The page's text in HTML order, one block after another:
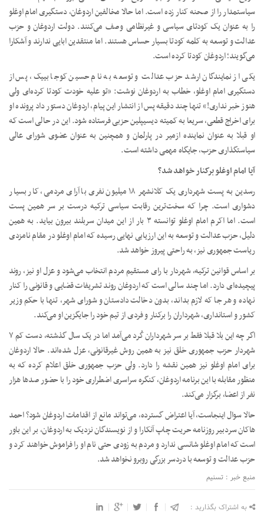
سیاستمدار را از صحنه کنار زده است. اما حالا مخالفین اردوغان، دستگیری امام اوغلو
را به عنوان یک کودتای سیاسی و غیرنظامی وصف می‌کنند. دولت اردوغان و حزب
عدالت و توسعه به کلمه کودتا بسیار حساس هستند. اما منتقدین ابایی ندارند و آشکارا
می‌گویند؛ اردوغان کودتا کرده است.
یکی از نمایندگان ارشد حزب عدالت و توسعه به نام حسین کوجا بییک، پس از
دستگیری امام اوغلو، خطاب به اردوغان نوشت: «تو علیه خودت کودتا کرده‌ای ولی
هنوز خبر نداری!» تنها چند دقیقه پس از انتشار این پیام، اردوغان دستور داد پرونده او
برای اخراج قطعی، سریعا به کمیته دیسیپلین حزبی فرستاده شود. این در حالی است که
او قبلا به عنوان نماینده ازمیر در پارلمان و همچنین به عنوان عضوی شورای عالی
سیاستگذاری حزب، جایگاه مهمی داشته است.
آیا امام اوغلو برکنار خواهد شد؟
رسدین به پست شهرداری یک کلانشهر ۱۸ میلیون نفری با آرای مردمی، کار بسیار
دشواری است. چرا که سخت‌ترین رقابت سیاسی ترکیه درست بر سر همین پست
است. اما اکرم امام اوغلو توانسته ۳ بار از این میدان سربلند بیرون بیاید. به همین
دلیل، حزب عدالت و توسعه به این ارزیابی نهایی رسیده که امام اوغلو در مقام نامزدی
ریاست جمهوری نیز، به راحتی پیروز خواهد شد.
بر اساس قوانین ترکیه، شهردار با رای مستقیم مردم انتخاب می‌شود و عزل او نیز، روند
پیچیده‌ای دارد. اما چند سالی است که اردوغان روند تشریفات قضایی و قانونی را کنار
نهاده و هر جا که لازم بداند، بدون دخالت دادستان و شورای شهر، تنها با حکم وزیر
کشور و استانداری، شهرداران را برکنار و فردی از تیم خود را جایگزین او می‌کند.
اگر چه این بلا قبلا فقط بر سر شهرداران کُرد می‌آمد اما در یک سال گذشته، دست کم ۷
شهردار حزب جمهوری خلق نیز به همین روش غیرقانونی، عزل شده‌اند. حالا اردوغان
برای امام اوغلو نیز همین نقشه را دارد. ولی حزب جمهوری خلق اعلام کرده که به
منظور مقابله با این برنامه اردوغان، کنگره سراسری اضطراری خود را با حضور صدها هزار
نفر از اعضا، برگزار می‌کند.
حالا سوال اینجاست، آیا اعتراض گسترده، می‌تواند مانع از اقدامات اردوغان شود؟ احمد
هاکان سردبیر روزنامه حریت چاپ آنکارا و از نویسندگان نزدیک به اردوغان، بر این باور
است که امام اوغلو شانسی ندارد و مردم به زودی حتی نام او را فراموش خواهند کرد و
حزب عدالت و توسعه با دردسر بزرگی روبرو نخواهد شد.
منبع خبر : تسنیم
به اشتراک بگذارید :